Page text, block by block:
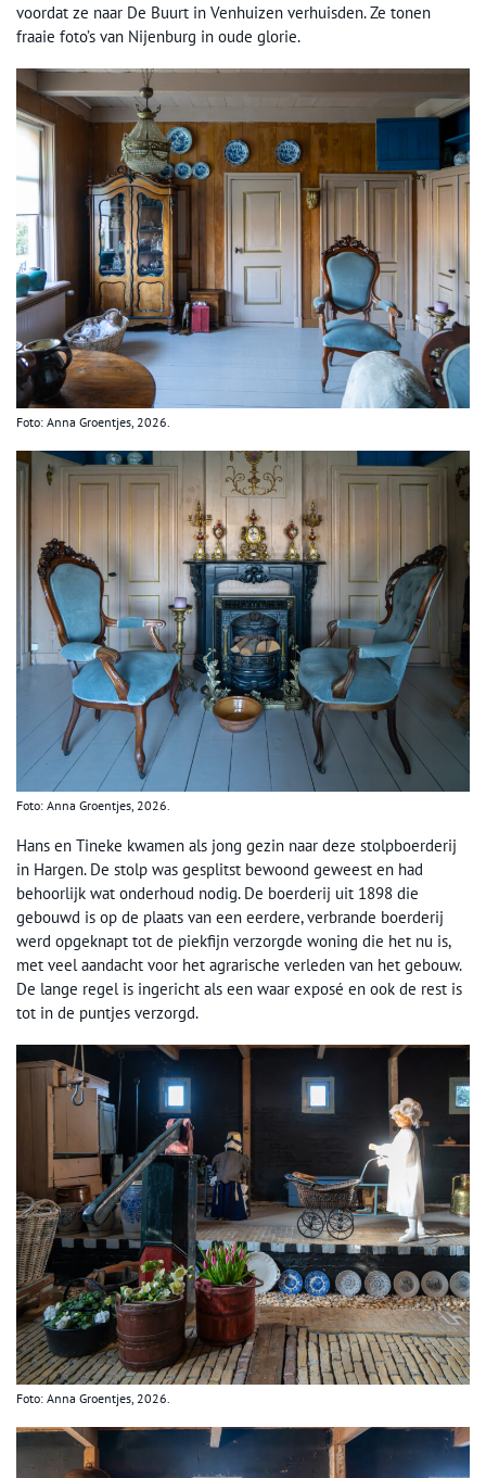
voordat ze naar De Buurt in Venhuizen verhuisden. Ze tonen
fraaie foto’s van Nijenburg in oude glorie.
Foto: Anna Groentjes, 2026.
Foto: Anna Groentjes, 2026.
Hans en Tineke kwamen als jong gezin naar deze stolpboerderij
in Hargen. De stolp was gesplitst bewoond geweest en had
behoorlijk wat onderhoud nodig. De boerderij uit 1898 die
gebouwd is op de plaats van een eerdere, verbrande boerderij
werd opgeknapt tot de piekfijn verzorgde woning die het nu is,
met veel aandacht voor het agrarische verleden van het gebouw.
De lange regel is ingericht als een waar exposé en ook de rest is
tot in de puntjes verzorgd.
Foto: Anna Groentjes, 2026.